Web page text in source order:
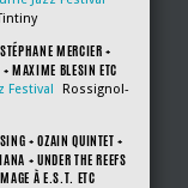
MERCIER +
+ MAXIME BLESIN ETC
Festival
Rossignol-
+ OZAIN QUINTET +
+ UNDER THE REEFS
À E.S.T. ETC